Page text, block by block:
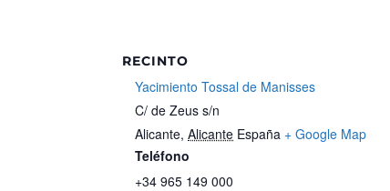
RECINTO
Yacimiento Tossal de Manisses
C/ de Zeus s/n
Alicante, Alicante España + Google Map
Teléfono
+34 965 149 000